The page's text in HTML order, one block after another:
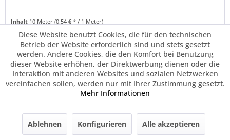
Inhalt 10 Meter(0,54 € * / 1 Meter)
5,40 € *
Merken
Diese Website benutzt Cookies, die für den technischen
Betrieb der Website erforderlich sind und stets gesetzt
werden. Andere Cookies, die den Komfort bei Benutzung
dieser Website erhöhen, der Direktwerbung dienen oder die
Interaktion mit anderen Websites und sozialen Netzwerken
vereinfachen sollen, werden nur mit Ihrer Zustimmung gesetzt.
Mehr Informationen
Ablehnen Konfigurieren Alle akzeptieren